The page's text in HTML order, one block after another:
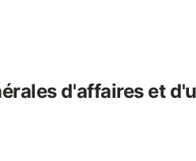
d'affaires et